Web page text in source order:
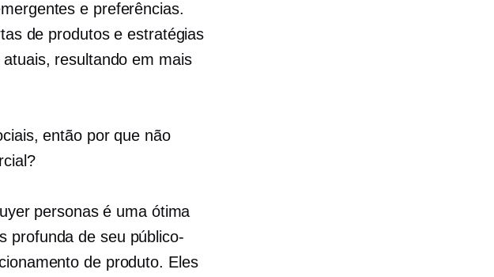
e preferências.
de produtos e estratégias
resultando em mais
então por que não
personas é uma ótima
profunda de seu público-
de produto. Eles